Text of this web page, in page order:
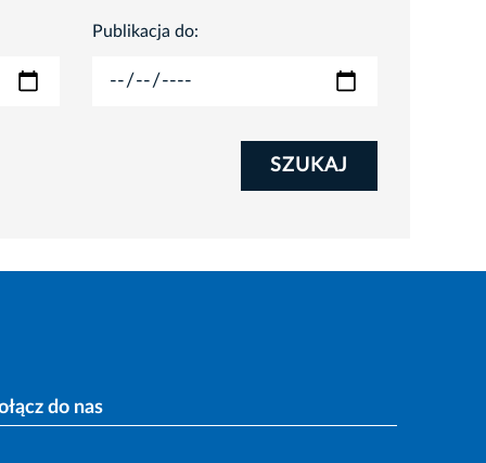
Publikacja do:
SZUKAJ
do nas